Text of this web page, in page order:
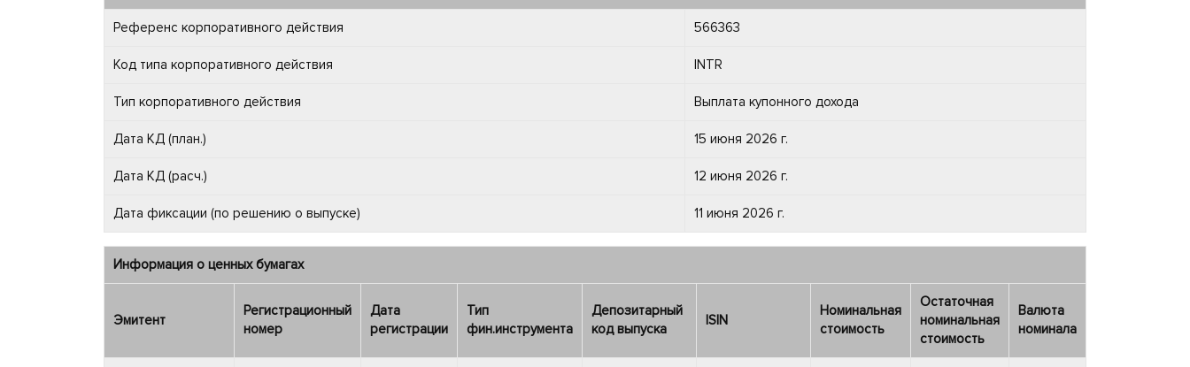
Референс корпоративного действия 566363
Код типа корпоративного действия INTR
Тип корпоративного действия Выплата купонного дохода
Дата КД (план.) 15 июня 2026 г.
Дата КД (расч.) 12 июня 2026 г.
Дата фиксации (по решению о выпуске) 11 июня 2026 г.
Информация о ценных бумагах
Эмитент
Регистрационный
номер
Дата
регистрации
Тип
фин.инструмента
Депозитарный
код выпуска
ISIN
Номинальная
стоимость
Остаточная
номинальная
стоимость
Валюта
номинала